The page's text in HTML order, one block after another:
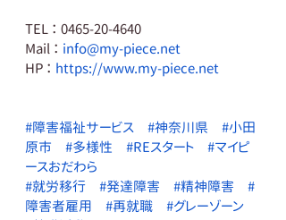
TEL ： 0465-20-4640
Mail ： info@my-piece.net
HP ： https://www.my-piece.net
#障害福祉サービス #神奈川県
#小田
原市
#多様性 #REスタート
#マイピ
ースおだわら
#就労移行
#発達障害 #精神障害
#
障害者雇用
#再就職
#グレーゾーン